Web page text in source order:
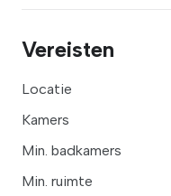
Vereisten
Locatie
Kamers
Min. badkamers
Min. ruimte